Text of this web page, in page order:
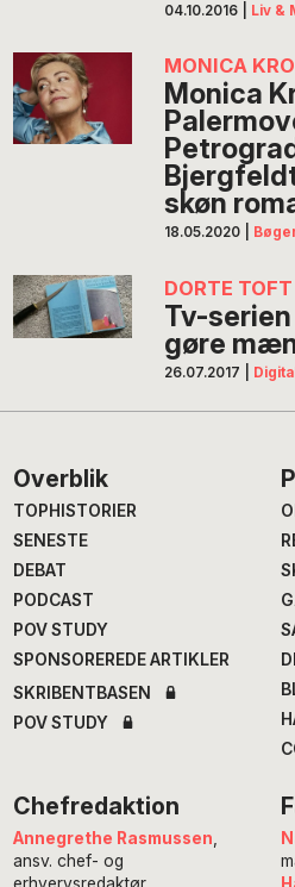
04.10.2016 Liv &
MONICA
Monica
skøn
18.05.2020
DORTE TOFT
Tv-
gøre
26.07.2017
Footer
Overblik
TOPHISTORIER
SENESTE
DEBAT
PODCAST
POV STUDY
SPONSOREREDE ARTIKLER
SKRIBENTBASEN
POV STUDY
Chefredaktion
Annegrethe Rasmussen,
ansv. chef- og